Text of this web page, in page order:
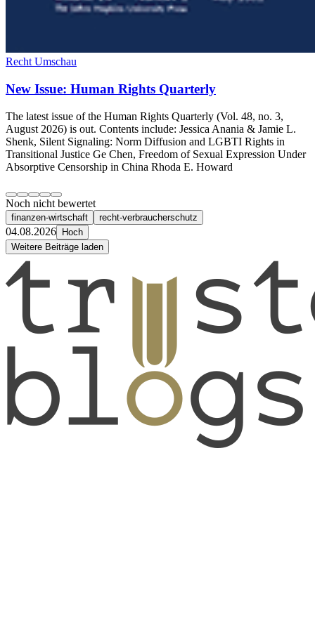
Recht Umschau
New Issue: Human Rights Quarterly
The latest issue of the Human Rights Quarterly (Vol. 48, no. 3,
August 2026) is out. Contents include: Jessica Anania & Jamie L.
Shenk, Silent Signaling: Norm Diffusion and LGBTI Rights in
Transitional Justice Ge Chen, Freedom of Sexual Expression Under
Absorptive Censorship in China Rhoda E. Howard
Noch nicht bewertet
finanzen-wirtschaft recht-verbraucherschutz
04.08.2026 Hoch
Weitere Beiträge laden